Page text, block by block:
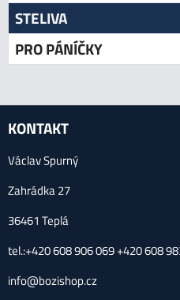
STELIVA
PRO PÁNÍČKY
KONTAKT
Václav Spurný
Zahrádka 27
36461 Teplá
tel.:+420 608 906 069 +420 608
info@bozishop.cz